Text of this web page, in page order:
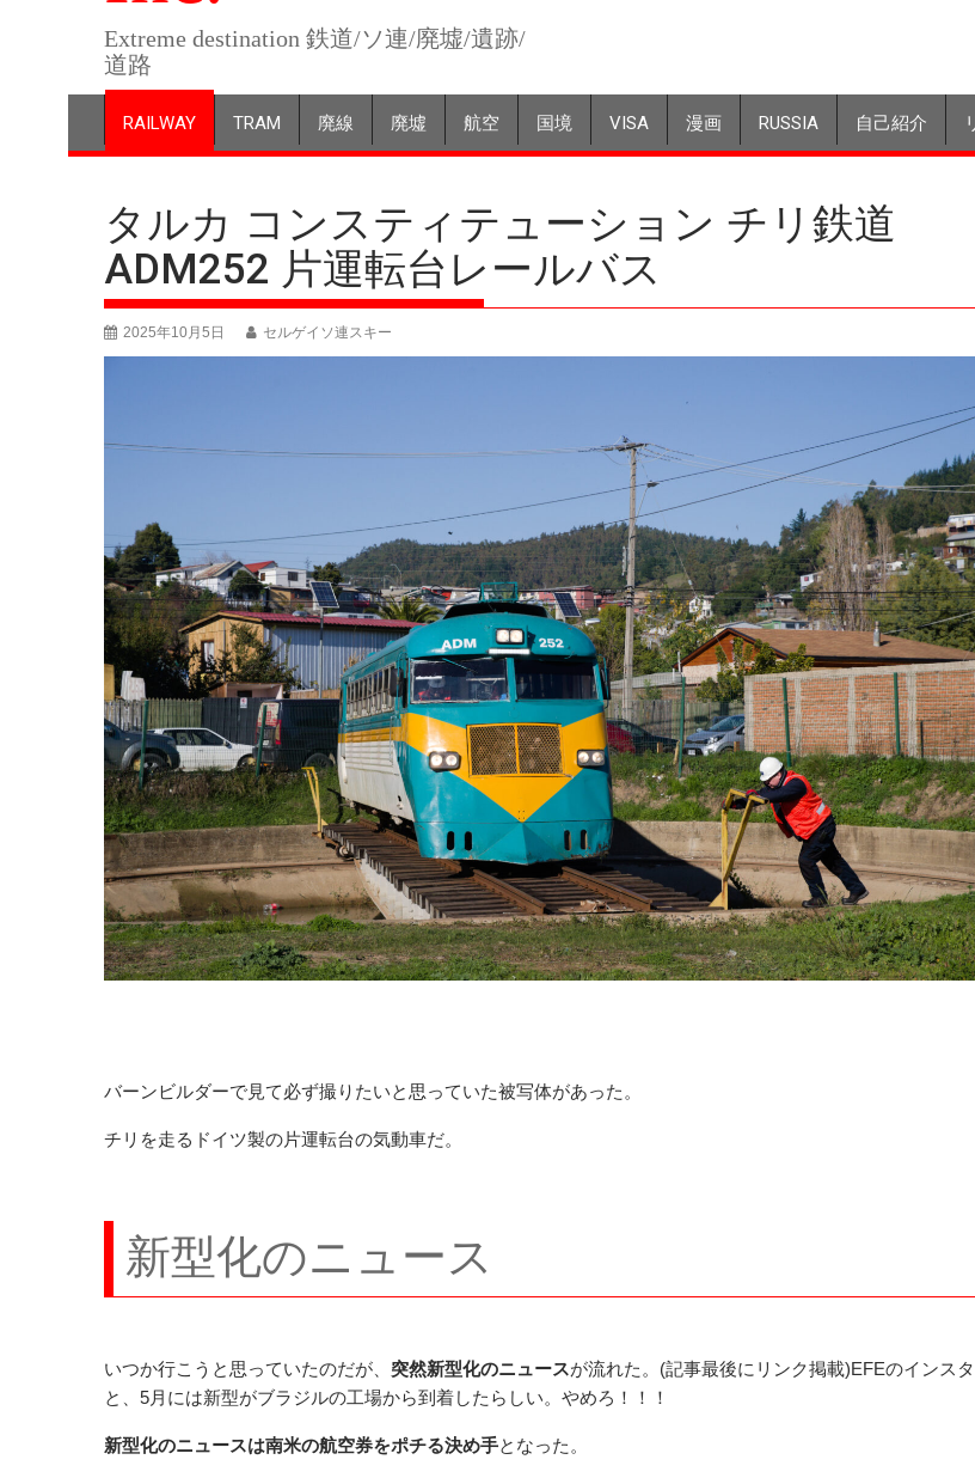
Extreme destination 鉄道/ソ連/廃墟/遺跡/
道路
RAILWAY TRAM 廃線 廃墟 航空 国境 VISA 漫画 RUSSIA 自己紹介
タルカ コンスティテューション チリ鉄道
ADM252 片運転台レールバス
2025年10月5日 セルゲイソ連スキー
バーンビルダーで見て必ず撮りたいと思っていた被写体があった。
チリを走るドイツ製の片運転台の気動車だ。
新型化のニュース
いつか行こうと思っていたのだが、 突然新型化のニュースが流れた。(記事最後にリンク掲載)EFEのインス
と、5月には新型がブラジルの工場から到着したらしい。やめろ！！！
新型化のニュースは南米の航空券をポチる決め手となった。